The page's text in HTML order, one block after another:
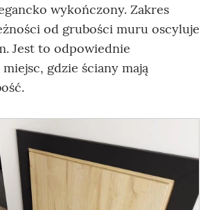
wykończony. Zakres
od grubości muru oscyluje
Jest to odpowiednie
gdzie ściany mają